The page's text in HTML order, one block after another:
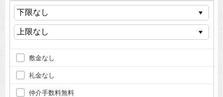
敷金なし
礼金なし
仲介手数料無料